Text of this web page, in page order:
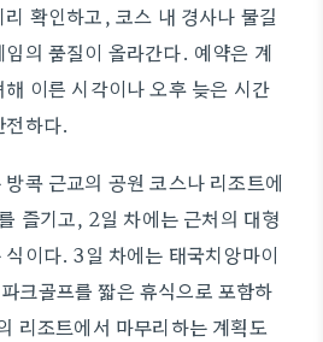
확인하고, 코스 내 경사나 물길
의 품질이 올라간다. 예약은 계
이른 시각이나 오후 늦은 시간
전하다.
콕 근교의 공원 코스나 리조트에
즐기고, 2일 차에는 근처의 대형
이다. 3일 차에는 태국치앙마이
크골프를 짧은 휴식으로 포함하
리조트에서 마무리하는 계획도